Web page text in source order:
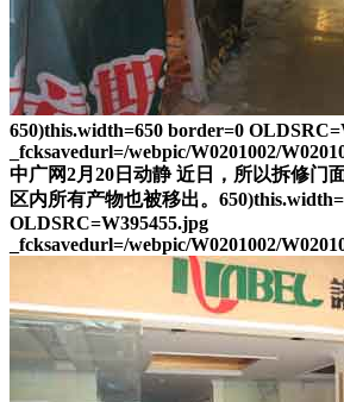
650)this.width=650 border=0
_fcksavedurl=/webpic/W0201002/
中广网2月20日动静 近日，所以拆修门
区内所有产物也被移出。
OLDSRC=W395455.jpg
_fcksavedurl=/webpic/W0201002/